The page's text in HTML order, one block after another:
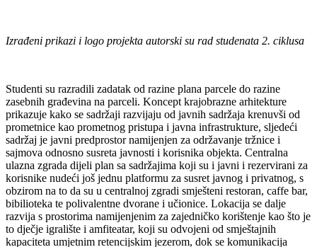
Izrađeni prikazi i logo projekta autorski su rad studenata 2. ciklusa
Studenti su razradili zadatak od razine plana parcele do razine
zasebnih građevina na parceli. Koncept krajobrazne arhitekture
prikazuje kako se sadržaji razvijaju od javnih sadržaja krenuvši od
prometnice kao prometnog pristupa i javna infrastrukture, sljedeći
sadržaj je javni predprostor namijenjen za održavanje tržnice i
sajmova odnosno susreta javnosti i korisnika objekta. Centralna
ulazna zgrada dijeli plan sa sadržajima koji su i javni i rezervirani za
korisnike nudeći još jednu platformu za susret javnog i privatnog, s
obzirom na to da su u centralnoj zgradi smješteni restoran, caffe bar,
bibilioteka te polivalentne dvorane i učionice. Lokacija se dalje
razvija s prostorima namijenjenim za zajedničko korištenje kao što je
to dječje igralište i amfiteatar, koji su odvojeni od smještajnih
kapaciteta umjetnim retencijskim jezerom, dok se komunikacija